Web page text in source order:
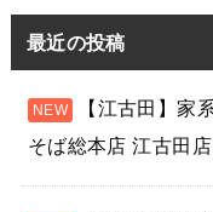
最近の投稿
【江古田】家
そば総本店 江古田